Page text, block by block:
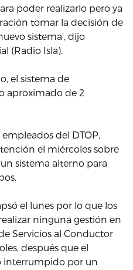
poder realizarlo pero ya
tomar la decisión de
sistema’, dijo
(Radio Isla).
el sistema de
aproximado de 2
del DTOP,
el miércoles sobre
sistema alterno para
el lunes por lo que los
ninguna gestión en
Servicios al Conductor
después que el
interrumpido por un